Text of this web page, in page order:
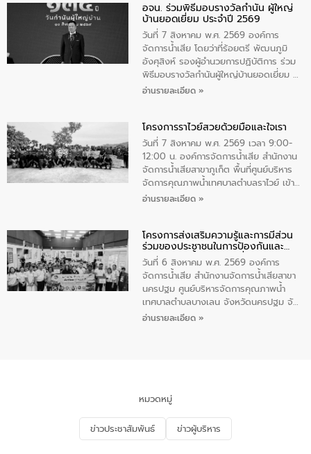
ทิพย์คำ รองผู้ว่าราชการจังหวัดมุกดาหาร
เป็นประธานในพิธี ณ เรือนจําชั่วคราวนาโสก
ตําบลนาโสก อําเภอเมืองมุกดาหาร จังหวัด
มุกดาหาร โดยในกิจกรรมได้ร่วมปลูกป่า และ
ทําความสะอาดภายในบริเวณ จัดกิจกรรม
เพื่อถวายเป็นพระราชกุศล สมเด็จพระนาง
เจ้าสิริกิติ์พระบรมราชินีนาถ พระบรมราช
อจน. ร่วมพิธีมอบรางวัลกำนัน ผู้ใหญ่
บ้านยอดเยี่ยม ประจำปี 2569
วันที่ 7 สิงหาคม พ.ศ. 2569 องค์การ
จัดการน้ำเสีย โดยว่าที่ร้อยตรี พัฒนภูมิ
อังศุสิงห์ รองผู้อำนวยการปฏิบัติการ ร่วม
พิธีมอบรางวัลกำนันผู้ใหญ่บ้านยอดเยี่ยม ณ
ทำเนียบรัฐบาล โดยมีนายอนุทิน ชาญวีรกูล
ทองคำและประกาศเกียรติคุณให้แก่ กำนัน
ผู้ใหญ่บ้านยอดเยี่ยม พร้อมกล่าวชื่นชม ให้
โอวาท และมอบนโยบาย
อ่านรายละเอียด »
โครงการราไวย์สวยด้วยมือและใจเรา
วันที่ 7 สิงหาคม พ.ศ. 2569 เวลา 9:00-
12:00 น. องค์การจัดการน้ำเสีย สำนักงาน
จัดการน้ำเสียสาขาภูเก็ต พื้นที่ศูนย์บริหาร
จัดการคุณภาพน้ำเทศบาลตำบลราไวย์ เข้า
ร่วมโครงการราไวย์สวยด้วยมือและใจเรา
ประชาชน ตัวแทนจากโรงแรมต่างๆ ในเขต
เทศบาลตำบลราไวย์ ศูนย์บริหารจัดการ
คุณภาพน้ำเทศบาลตำบลราไวย์ นำโดยนาย
น้อย แก้วเศษ ผู้จัดการสำนักงานจัดการน้ำ
เสียสาขาภูเก็ต พร้อมด้วยเจ้าหน้าที่ จำนวน
5 คน ร่วมทำกิจกรรม ทำความสะอาด
ชายหาดและแหล่งท่องเที่ยว ณ บริเวณ
อ่านรายละเอียด »
โครงการส่งเสริมความรู้และการมีส่วน
ร่วมของประชาชนในการป้องกันและ
แก้ไขปัญหาน้ำเสียอย่างยั่งยืน
วันที่ 6 สิงหาคม พ.ศ. 2569 องค์การ
จัดการน้ำเสีย สำนักงานจัดการน้ำเสียสาขา
นครปฐม ศูนย์บริหารจัดการคุณภาพน้ำ
เทศบาลตำบลบางเลน จังหวัดนครปฐม จัด
กิจกรรมภายใต้โครงการส่งเสริมความรู้และ
จัดการน้ำเสียและสร้างจิตสำนึกในการ
อนุรักษ์สิ่งแวดล้อม ในหัวข้อ “น้ำเสียชุมชน
และการบำบัดน้ำเสียเบื้องต้น” โดยให้ความรู้
เกี่ยวกับสาเหตุและผลกระทบของน้ำเสีย
อ่านรายละเอียด »
หมวดหมู่
ข่าวประชาสัมพันธ์ ข่าวผู้บริหาร